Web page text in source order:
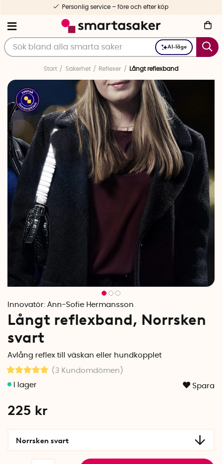
AI-läge
Personlig service – före och efter köp
Start Säkerhet Reflexer Långt reflexband
Innovatör: Ann-Sofie Hermansson
Långt reflexband, Norrsken
svart
Avlång reflex till väskan eller hundkopplet
(3 Kundomdömen )
Spara
225 kr
Norrsken svart